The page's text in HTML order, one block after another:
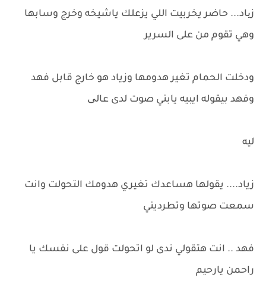
زیاد... حاضر يخربيت اللي يزعلك ياشيخه وخرج وسابها
وهي تقوم من على السرير
ودخلت الحمام تغير هدومها وزياد هو خارج قابل فهد
وفهد بيقوله ايبيه يابني صوت لدى عالی
ليه
زياد.... يقولها هساعدك تغيري هدومك التحولت وانت
سمعت صوتها وتطرديني
فهد .. انت هتقولي ندى لو اتحولت قول على نفسك يا
راحمن يارحيم